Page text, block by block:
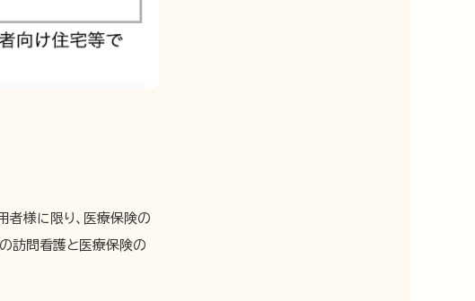
者様に限り、医療保険の
訪問看護と医療保険の